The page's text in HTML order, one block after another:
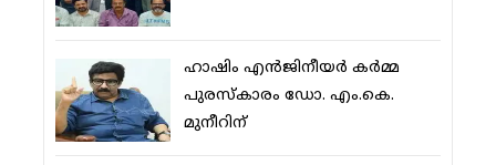
ഹാഷിം എന്‍ജിനീയര്‍ കര്‍മ്മ
പുരസ്‌കാരം ഡോ. എം.കെ.
മുനീറിന്